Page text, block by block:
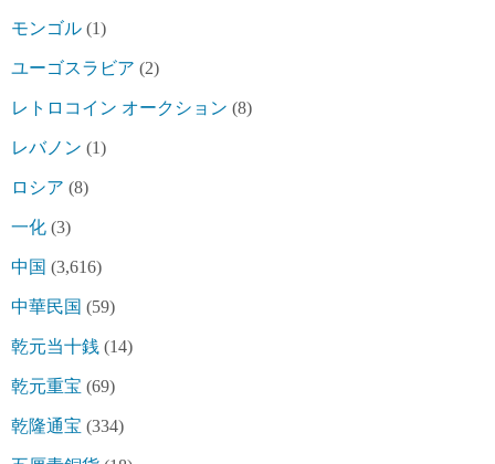
モンゴル (1)
ユーゴスラビア (2)
レトロコイン オークション (8)
レバノン (1)
ロシア (8)
一化 (3)
中国 (3,616)
中華民国 (59)
乾元当十銭 (14)
乾元重宝 (69)
乾隆通宝 (334)